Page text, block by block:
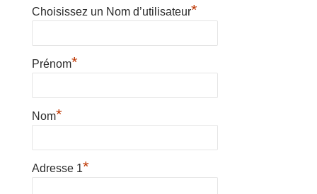
Choisissez un Nom d’utilisateur*
Prénom*
Nom*
Adresse 1*